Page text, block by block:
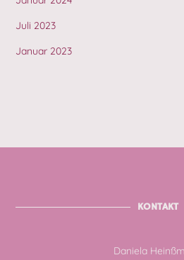
Juli 2023
Januar 2023
KONTAKT
Daniela